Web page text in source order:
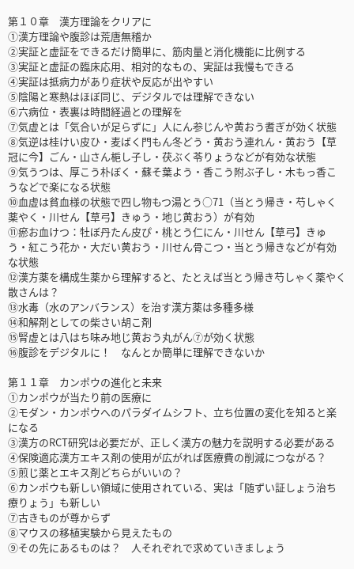
第１０章 漢方理論をクリアに
①漢方理論や腹診は荒唐無稽か
②実証と虚証をできるだけ簡単に、筋肉量と消化機能に比例する
③実証と虚証の臨床応用、相対的なもの、実証は我慢もできる
④実証は抵病力があり症状や反応が出やすい
⑤陰陽と寒熱はほぼ同じ、デジタルでは理解できない
⑥六病位・表裏は時間経過との理解を
⑦気虚とは「気合いが足らずに」人にん参じんや黄おう耆ぎが効く状態
⑧気逆は桂けい皮ひ・麦ばく門もん冬どう・黄おう連れん・黄おう【草
冠に今】ごん・山さん梔し子し・茯ぶく苓りょうなどが有効な状態
⑨気うつは、厚こう朴ぼく・蘇そ葉よう・香こう附ぶ子し・木もっ香こ
うなどで楽になる状態
⑩血虚は貧血様の状態で四し物もつ湯とう○71（当とう帰き・芍しゃく
薬やく・川せん【草弓】きゅう・地じ黄おう）が有効
⑪瘀お血けつ：牡ぼ丹たん皮ぴ・桃とう仁にん・川せん【草弓】きゅ
う・紅こう花か・大だい黄おう・川せん骨こつ・当とう帰きなどが有効
な状態
⑫漢方薬を構成生薬から理解すると、たとえば当とう帰き芍しゃく薬やく
散さんは？
⑬水毒（水のアンバランス）を治す漢方薬は多種多様
⑭和解剤としての柴さい胡こ剤
⑮腎虚とは八はち味み地じ黄おう丸がん⑦が効く状態
⑯腹診をデジタルに！ なんとか簡単に理解できないか
第１１章 カンポウの進化と未来
①カンポウが当たり前の医療に
②モダン・カンポウへのパラダイムシフト、立ち位置の変化を知ると楽
になる
③漢方のRCT研究は必要だが、正しく漢方の魅力を説明する必要がある
④保険適応漢方エキス剤の使用が広がれば医療費の削減につながる？
⑤煎じ薬とエキス剤どちらがいいの？
⑥カンポウも新しい領域に使用されている、実は「随ずい証しょう治ち
療りょう」も新しい
⑦古きものが尊からず
⑧マウスの移植実験から見えたもの
⑨その先にあるものは？ 人それぞれで求めていきましょう